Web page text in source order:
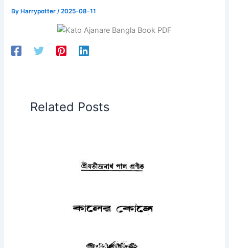
By Harrypotter/2025-08-11
Related Posts